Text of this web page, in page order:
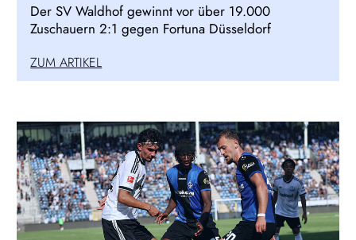
Der SV Waldhof gewinnt vor über 19.000
Zuschauern 2:1 gegen Fortuna Düsseldorf
ZUM ARTIKEL